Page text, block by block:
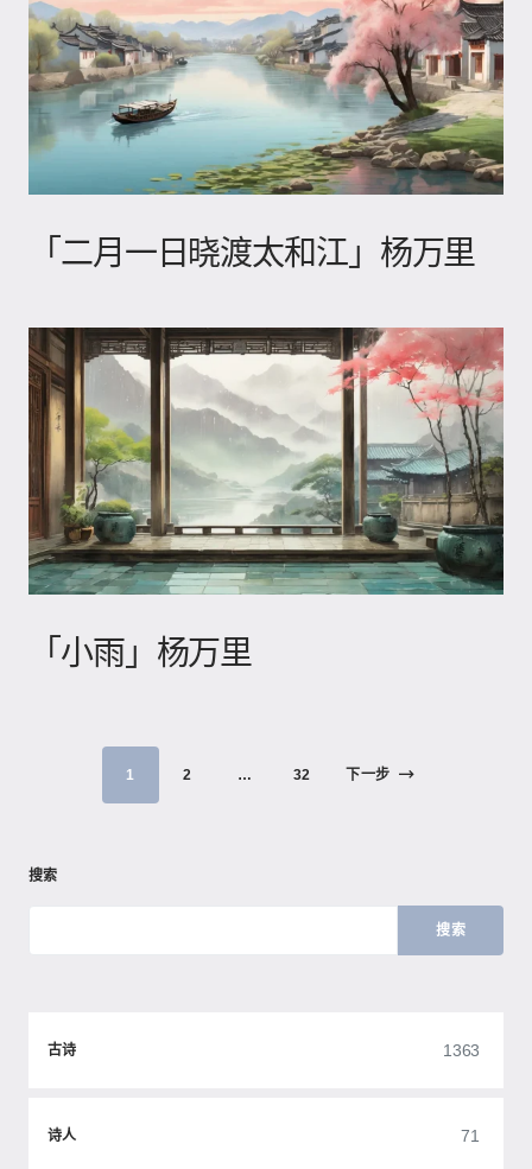
「二月一日晓渡太和江」杨万里
「小雨」杨万里
1 2 … 32 下一步
搜索
搜索
古诗 1363
诗人 71